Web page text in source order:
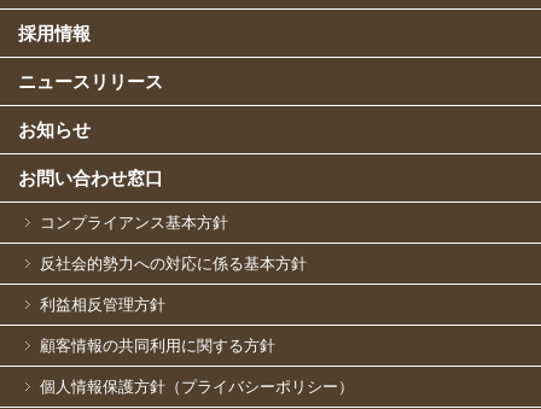
採用情報
ニュースリリース
お知らせ
お問い合わせ窓口
コンプライアンス基本方針
反社会的勢力への対応に係る基本方針
利益相反管理方針
顧客情報の共同利用に関する方針
個人情報保護方針（プライバシーポリシー）